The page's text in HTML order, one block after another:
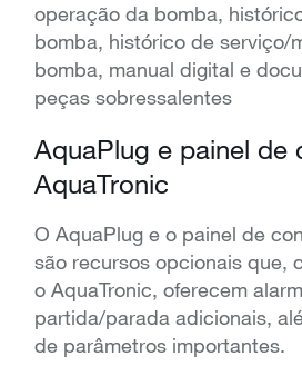
operação da bomba,
bomba, histórico de serviço/
bomba, manual digital e
peças sobressalentes
AquaPlug e painel de
AquaTronic
O AquaPlug e o painel de
são recursos opcionais que,
o AquaTronic, oferecem
partida/parada adicionais,
de parâmetros importantes.